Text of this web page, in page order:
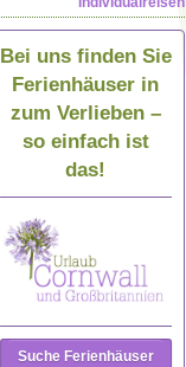
Bei uns finden Sie
Ferienhäuser in
zum Verlieben –
so einfach ist
das!
Suche Ferienhäuser